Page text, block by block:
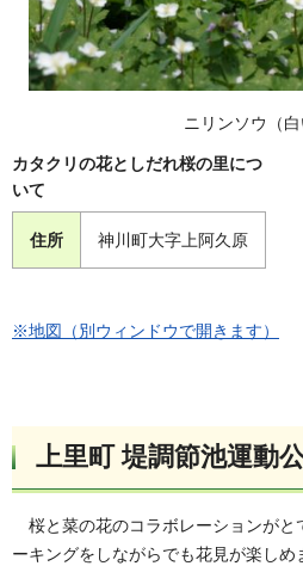
ニリンソウ（白
カタクリの花としだれ桜の里につ
いて
住所 神川町大字上阿久原
※地図（別ウィンドウで開きます）
上里町 堤調節池運動
桜と菜の花のコラボレーションがと
ーキングをしながらでも花見が楽しめ